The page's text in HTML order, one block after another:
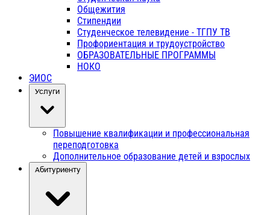
Общежития
Стипендии
Студенческое телевидение - ТГПУ ТВ
Профориентация и трудоустройство
ОБРАЗОВАТЕЛЬНЫЕ ПРОГРАММЫ
НОКО
ЭИОС
Услуги
Повышение квалификации и профессиональная
переподготовка
Дополнительное образование детей и взрослых
Абитуриенту